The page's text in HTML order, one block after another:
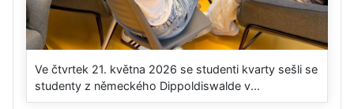
Ve čtvrtek 21. května 2026 se studenti kvarty sešli se
studenty z německého Dippoldiswalde v...